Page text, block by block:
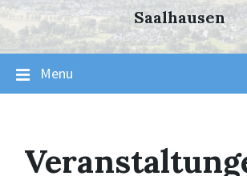
Saalhausen
Menu